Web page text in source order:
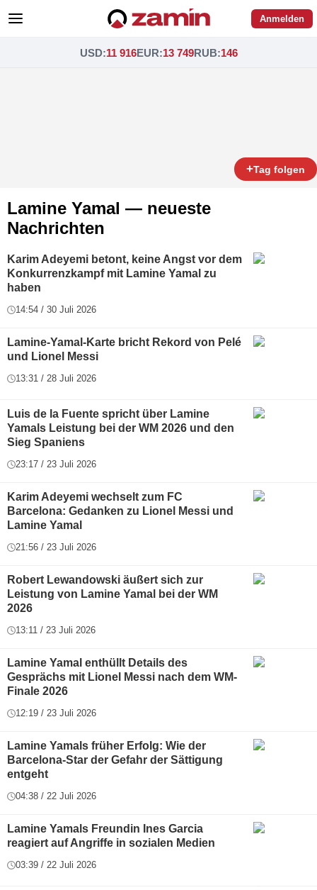
Anmelden
USD:11 916EUR:13 749RUB:146
+Tag folgen
Lamine Yamal — neueste
Nachrichten
Karim Adeyemi betont, keine Angst vor dem
Konkurrenzkampf mit Lamine Yamal zu
haben
14:54 / 30 Juli 2026
Lamine-Yamal-Karte bricht Rekord von Pelé
und Lionel Messi
13:31 / 28 Juli 2026
Luis de la Fuente spricht über Lamine
Yamals Leistung bei der WM 2026 und den
Sieg Spaniens
23:17 / 23 Juli 2026
Karim Adeyemi wechselt zum FC
Barcelona: Gedanken zu Lionel Messi und
Lamine Yamal
21:56 / 23 Juli 2026
Robert Lewandowski äußert sich zur
Leistung von Lamine Yamal bei der WM
2026
13:11 / 23 Juli 2026
Lamine Yamal enthüllt Details des
Gesprächs mit Lionel Messi nach dem WM-
Finale 2026
12:19 / 23 Juli 2026
Lamine Yamals früher Erfolg: Wie der
Barcelona-Star der Gefahr der Sättigung
entgeht
04:38 / 22 Juli 2026
Lamine Yamals Freundin Ines Garcia
reagiert auf Angriffe in sozialen Medien
03:39 / 22 Juli 2026